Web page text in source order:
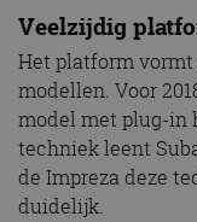
Veelzijdig
Het platform vormt
modellen. Voor
model met plug-in
techniek leent
de Impreza deze
duidelijk.